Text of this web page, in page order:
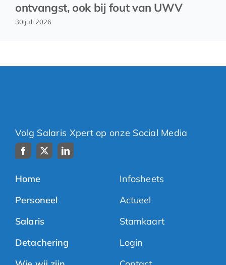
ontvangst, ook bij fout van UWV
30 juli 2026
Volg Salaris Xpert op onze Social Media
Home
Personeel
Salaris
Detachering
Infosheets
Actueel
Stamkaart
Login